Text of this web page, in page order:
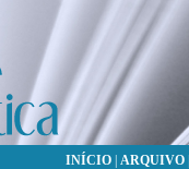
INÍCIO ARQUIVO